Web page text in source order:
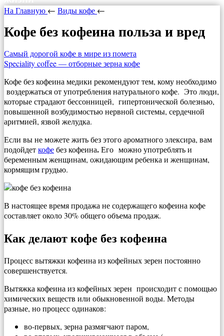
На Главную ← Виды кофе ←
Кофе без кофеина польза и вред
Самый дорогой кофе в мире из помета
Speciality coffee — отборные зерна кофе
Кофе без кофеина медики рекомендуют тем, кому необходимо
воздержаться от употребления натурального кофе. Это люди,
которые страдают бессонницей, гипертонической болезнью,
повышенной возбудимостью нервной системы, сердечной
аритмией, язвой желудка.
Если вы не можете жить без этого ароматного элексира, вам
подойдеткофебез кофеина.Его можно употреблять и
беременным женщинам, ожидающим ребенка и женщинам,
кормящим грудью.
В настоящее время продажа не содержащего кофеина кофе
составляет около 30% общего объема продаж.
Как делают кофе без кофеина
Процесс вытяжки кофеина из кофейных зерен постоянно
совершенствуется.
Вытяжка кофеина из кофейных зерен происходит с помощью
химических веществ или обыкновенной воды. Методы
разные, но процесс одинаков:
во-первых, зерна размягчают паром,